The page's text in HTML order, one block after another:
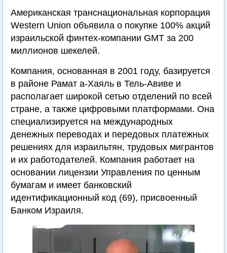
Американская транснациональная корпорация
Western Union объявила о покупке 100% акций
израильской финтех-компании GMT за 200
миллионов шекелей.
Компания, основанная в 2001 году, базируется
в районе Рамат а-Хаяль в Тель-Авиве и
располагает широкой сетью отделений по всей
стране, а также цифровыми платформами. Она
специализируется на международных
денежных переводах и передовых платежных
решениях для израильтян, трудовых мигрантов
и их работодателей. Компания работает на
основании лицензии Управления по ценным
бумагам и имеет банковский
идентификационный код (69), присвоенный
Банком Израиля.